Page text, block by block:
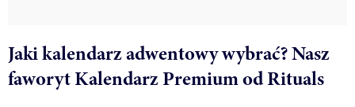
Jaki kalendarz adwentowy wybrać? Nasz
faworyt Kalendarz Premium od Rituals